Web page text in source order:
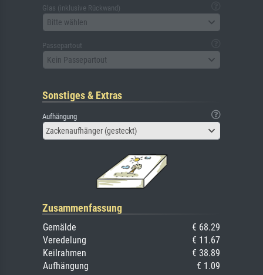
Glas (inklusive Rückwand)
Bitte wählen
Passepartout
Kein Passepartout
Sonstiges & Extras
Aufhängung
Zackenaufhänger (gesteckt)
Zusammenfassung
Gemälde
€ 68.29
Veredelung
€ 11.67
Keilrahmen
€ 38.89
Aufhängung
€ 1.09